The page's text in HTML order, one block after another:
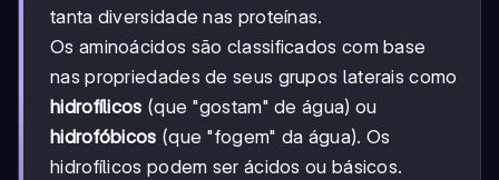
tanta diversidade nas proteínas.
Os aminoácidos são classificados com base
nas propriedades de seus grupos laterais como
hidrofílicos (que "gostam" de água) ou
hidrofóbicos (que "fogem" da água). Os
hidrofílicos podem ser ácidos ou básicos.